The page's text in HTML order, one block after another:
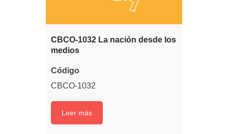
CBCO-1032 La nación desde los
medios
Código
CBCO-1032
Leer más